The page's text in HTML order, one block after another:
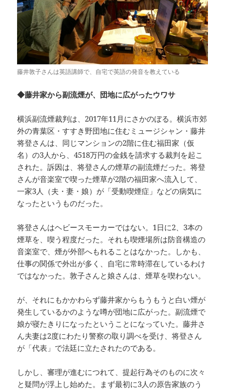
藤井敦子さんは英語講師で、自宅で英語の発音を教えている
◆藤井家から副流煙が、団地に広がったウワサ
横浜副流煙裁判は、2017年11月にさかのぼる。横浜市郊
外の青葉区・すすき野団地に住むミュージシャン・藤井
将登さんは、同じマンションの2階に住む福田家（仮
名）の3人から、4518万円の金銭を請求する裁判を起こ
された。訴因は、将登さんの煙草の副流煙だった。将登
さんが音楽室で喫った煙草が2階の福田家へ流入して、
一家3人（夫・妻・娘）が「受動喫煙症」などの病気に
なったというものだった。
将登さんはヘビースモーカーではない。1日に2、3本の
煙草を、喫う程度だった。それも喫煙場所は防音構造の
音楽室で、煙が外部へもれることはなかった。しかも、
仕事の関係で外出が多く、自宅に常時滞在しているわけ
ではなかった。敦子さんと娘さんは、煙草を喫わない。
が、それにもかかわらず藤井家からもうもうと白い煙が
発生しているかのような噂が団地に広がった。副流煙で
娘が寝たきりになったということになっていた。藤井さ
ん夫妻は2度にわたり警察の取り調べを受け、将登さん
が「代表」で法廷に立たされたのである。
しかし、審理が進むにつれて、提起行為そのものに次々
と疑問が浮上し始めた。まず最初に3人の原告家族のう